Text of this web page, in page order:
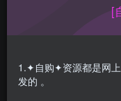
KANEKO_咔喵
[
1.✦自购✦资源都是网
发的 。